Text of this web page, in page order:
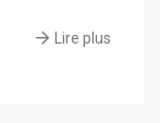
Lire plus